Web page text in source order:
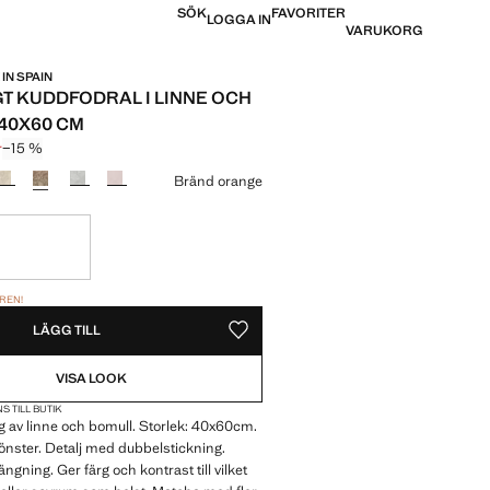
SÖKLOGGA INFAVORITER
VARUKORG
SPAIN
KUDDFODRAL I LINNE OCH
CM
överstruket [379 kr ]
kr ]
−15 %
Bränd orange
LÄGG TILL SPARA SOM FAVORIT
VISA LOOK
TILL BUTIK
av linne och bomull. Storlek: 40x60cm.
Detalj med dubbelstickning.
Ger färg och kontrast till vilket